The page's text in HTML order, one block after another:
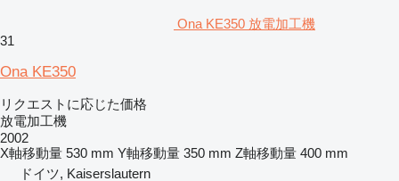
Ona KE350 放電加工機
31
Ona KE350
リクエストに応じた価格
放電加工機
2002
X軸移動量 530 mm Y軸移動量 350 mm Z軸移動量 400 mm
ドイツ, Kaiserslautern